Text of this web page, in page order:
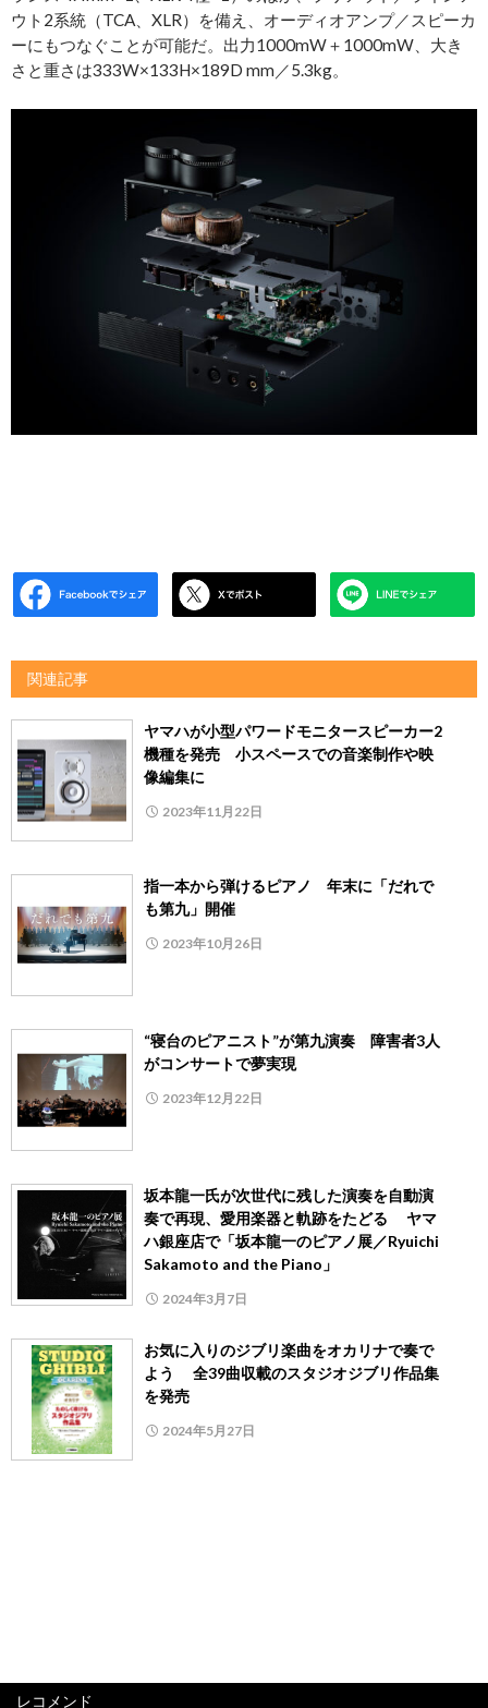
ウト2系統（TCA、XLR）を備え、オーディオアンプ／スピーカ
ーにもつなぐことが可能だ。出力1000mW＋1000mW、大き
さと重さは333W×133H×189D mm／5.3kg。
関連記事
ヤマハが小型パワードモニタースピーカー2
機種を発売 小スペースでの音楽制作や映
像編集に
2023年11月22日
指一本から弾けるピアノ 年末に「だれで
も第九」開催
2023年10月26日
“寝台のピアニスト”が第九演奏 障害者3人
がコンサートで夢実現
2023年12月22日
坂本龍一氏が次世代に残した演奏を自動演
奏で再現、愛用楽器と軌跡をたどる ヤマ
ハ銀座店で「坂本龍一のピアノ展／Ryuichi
Sakamoto and the Piano」
2024年3月7日
お気に入りのジブリ楽曲をオカリナで奏で
よう 全39曲収載のスタジオジブリ作品集
を発売
2024年5月27日
レコメンド